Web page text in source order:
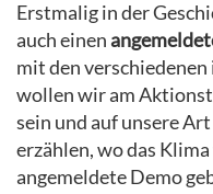
Erstmalig in der
auch einen
mit den
wollen wir am
sein und auf unsere
erzählen, wo das
angemeldete Demo